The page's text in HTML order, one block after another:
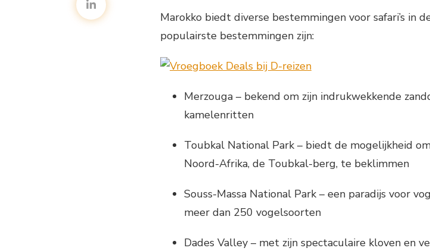
Marokko biedt diverse bestemmingen voor safari’s in
populairste bestemmingen zijn:
Merzouga – bekend om zijn indrukwekkende
kamelenritten
Toubkal National Park – biedt de mogelijkheid
Noord-Afrika, de Toubkal-berg, te beklimmen
Souss-Massa National Park – een paradijs voor
meer dan 250 vogelsoorten
Dades Valley – met zijn spectaculaire kloven en